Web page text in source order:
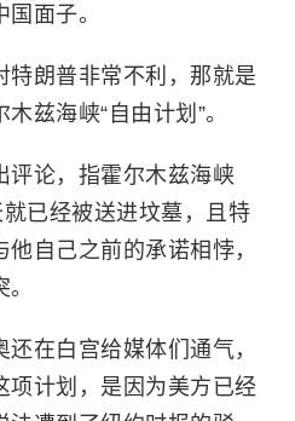
面子。
特朗普非常不利，那就是
木兹海峡“自由计划”。
评论，指霍尔木兹海峡
已经被送进坟墓，且特
自己之前的承诺相悖，
在白宫给媒体们通气，
项计划，是因为美方已经